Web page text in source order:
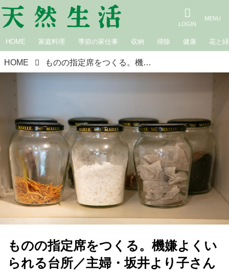
HOME 家庭料理 季節の家仕事 収納 掃除 健康 花と緑
HOME ものの指定席をつくる。機嫌よくいられる台所／主婦・坂井より子さん
ものの指定席をつくる。機嫌よくい
られる台所／主婦・坂井より子さん